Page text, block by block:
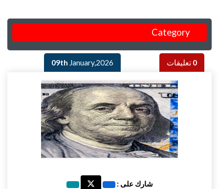
Category
شارك على :
09th January,2026 0 تعليقات